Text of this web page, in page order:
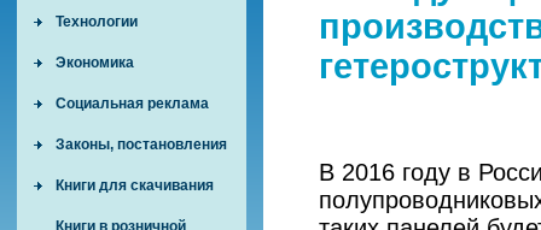
Технологии
Экономика
Социальная реклама
Законы, постановления
Книги для скачивания
Книги в розничной
В 2016 году в